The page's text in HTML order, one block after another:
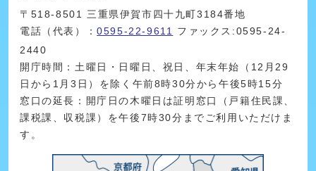
〒518-8501 三重県伊賀市四十九町3184番地
電話（代表）：0595-22-9611
ファックス:0595-24-
2440
開庁時間：土曜日・日曜日、祝日、年末年始（12月29
日から1月3日）を除く午前8時30分から午後5時15分
窓口の延長：開庁日の木曜日は証明窓口（戸籍住民課、
課税課、収税課）を午後7時30分までご利用いただけま
す。